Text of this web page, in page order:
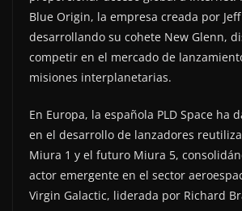
Blue Origin, la empresa creada por
desarrollando su cohete New Glenn,
competir en el mercado de
misiones interplanetarias.
En Europa, la española PLD Space ha
en el desarrollo de lanzadores
Miura 1 y el futuro Miura 5,
actor emergente en el sector
Virgin Galactic, liderada por Richard